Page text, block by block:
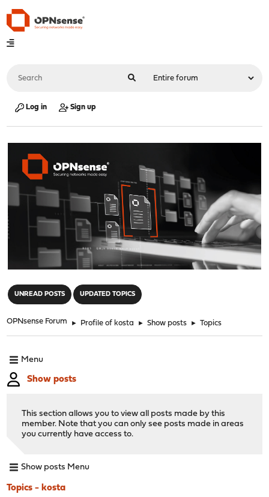
Log in Sign up
UNREAD POSTS UPDATED TOPICS
OPNsense Forum ► Profile of kosta ► Show posts ► Topics
Menu
Show posts
This section allows you to view all posts made by this
member. Note that you can only see posts made in areas
you currently have access to.
Show posts Menu
Topics - kosta